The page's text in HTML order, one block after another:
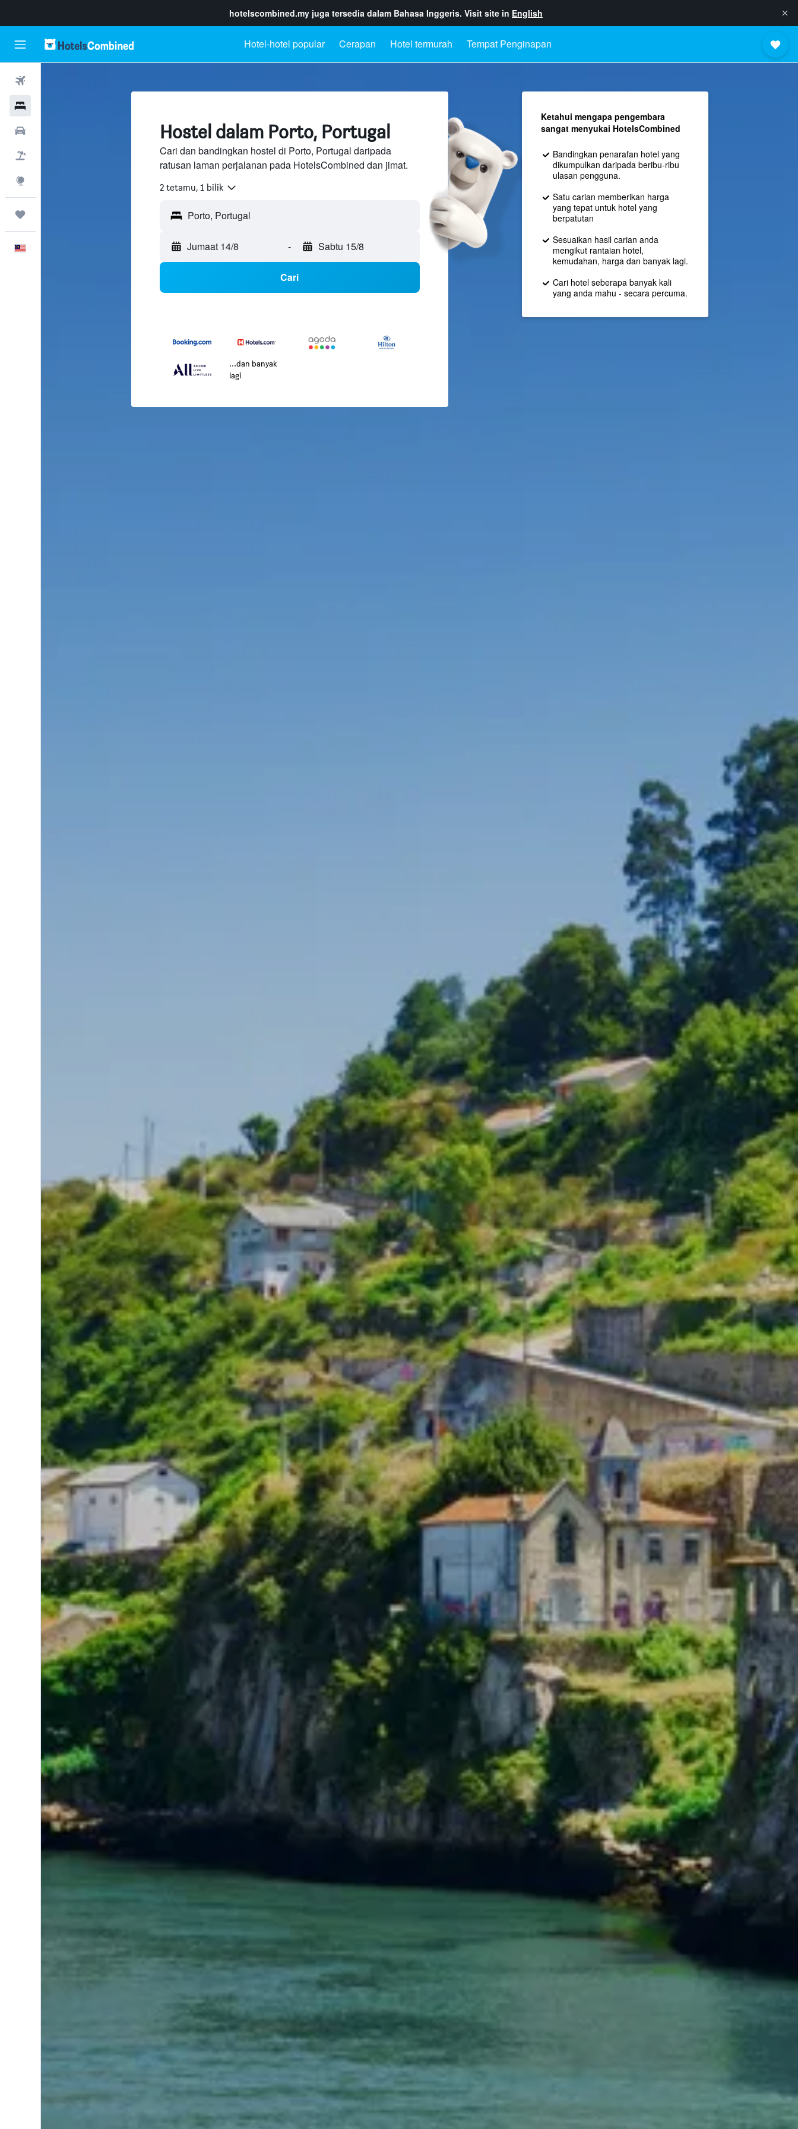
hotelscombined.my juga tersedia dalam Bahasa Inggeris. Visit site in English
Hotel-hotel popular Cerapan Hotel termurah Tempat Penginapan
Hostel dalam Porto, Portugal
Cari dan bandingkan hostel di Porto, Portugal daripada
ratusan laman perjalanan pada HotelsCombined dan jimat.
2 tetamu, 1 bilik
Jumaat 14/8 - Sabtu 15/8
Cari
...dan banyak
lagi
Ketahui mengapa pengembara
sangat menyukai HotelsCombined
Bandingkan penarafan hotel yang
dikumpulkan daripada beribu-ribu
ulasan pengguna.
Satu carian memberikan harga
yang tepat untuk hotel yang
berpatutan
Sesuaikan hasil carian anda
mengikut rantaian hotel,
kemudahan, harga dan banyak lagi.
Cari hotel seberapa banyak kali
yang anda mahu - secara percuma.